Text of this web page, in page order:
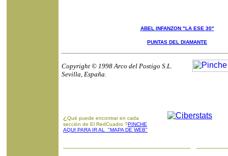
ABEL INFANZON "LA ESE 30"
PUNTAS DEL DIAMANTE
Copyright © 1998 Arco del Postigo S.L.
Sevilla, España.
¿ Qué puede encontrar en cada
sección de El RedCuadro ?PINCHE
AQUI PARA IR AL "MAPA DE WEB"